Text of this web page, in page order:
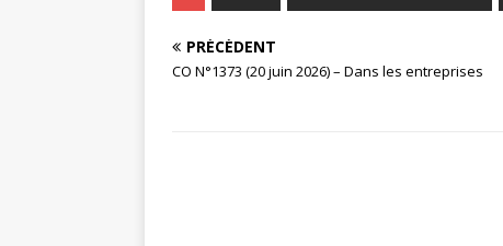
PRÉCÉDENT
CO N°1373 (20 juin 2026) – Dans les entreprises